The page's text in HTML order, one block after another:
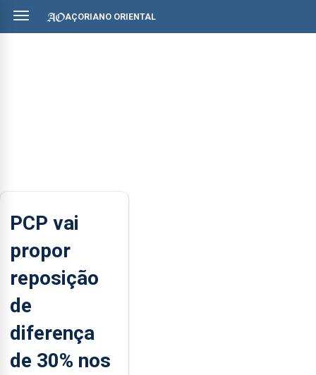
AÇORIANO ORIENTAL
PCP vai
propor
reposição
de
diferença
de 30% nos